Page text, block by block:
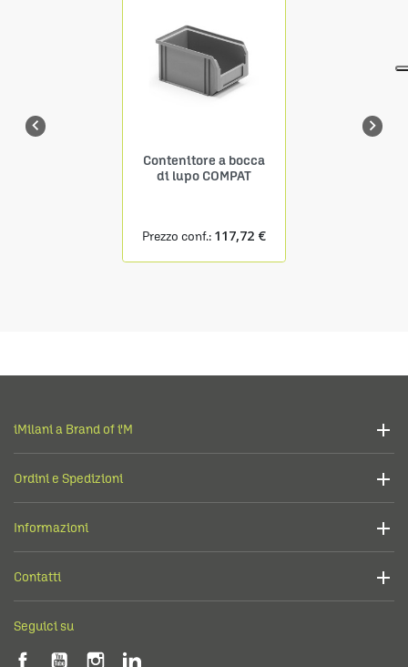

Contenitore a bocca
di lupo COMPAT
Prezzo conf.: 117,72 €

iMilani a Brand of i'M
Ordini e Spedizioni
Informazioni
Contatti
Seguici su